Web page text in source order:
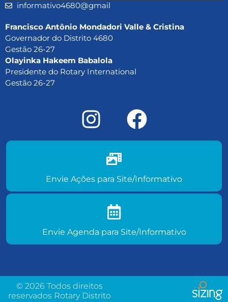
informativo4680@gmail
Francisco Antônio Mondadori Valle & Cristina
Governador do Distrito 4680
Gestão 26-27
Olayinka Hakeem Babalola
Presidente do Rotary International
Gestão 26-27
Envie Ações para Site/Informativo
Envie ações do seu clube para
Envie Agenda para Site/Informativo
Envie agenda de eventos para
© 2026 Todos direitos
reservados Rotary Distrito